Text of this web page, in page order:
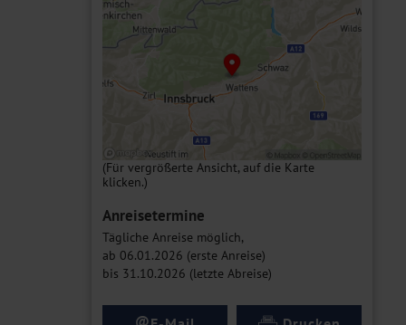
(Für vergrößerte Ansicht, auf die Karte
klicken.)
Anreisetermine
Tägliche Anreise möglich,
ab 06.01.2026 (erste Anreise)
bis 31.10.2026 (letzte Abreise)
@